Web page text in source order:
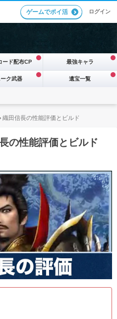
ゲームでポイ活 ログイン
ード配布CP 最強キャラ
ク武器 遺宝一覧
織田信長の性能評価とビルド
の性能評価とビルド